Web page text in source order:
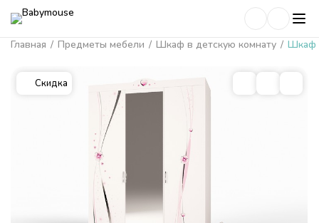
Главная / Предметы мебели / Шкаф в детскую комнату / Шкаф
Скидка